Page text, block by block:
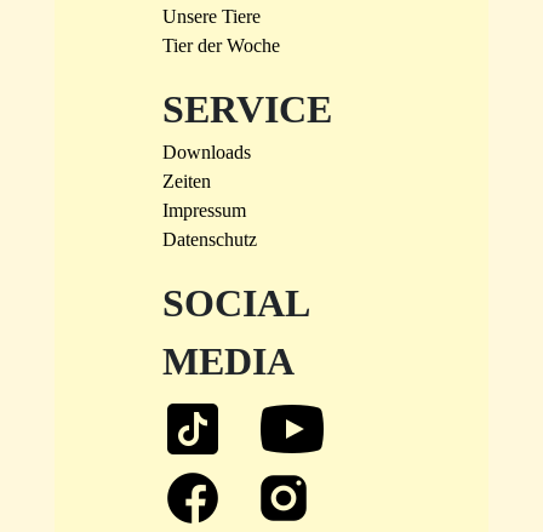
Unsere Tiere
Tier der Woche
SERVICE
Downloads
Zeiten
Impressum
Datenschutz
SOCIAL
MEDIA